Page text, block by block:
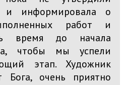
информировала о
работ и
время до начала
чтобы мы успели
этап. Художник
Бога, очень приятно